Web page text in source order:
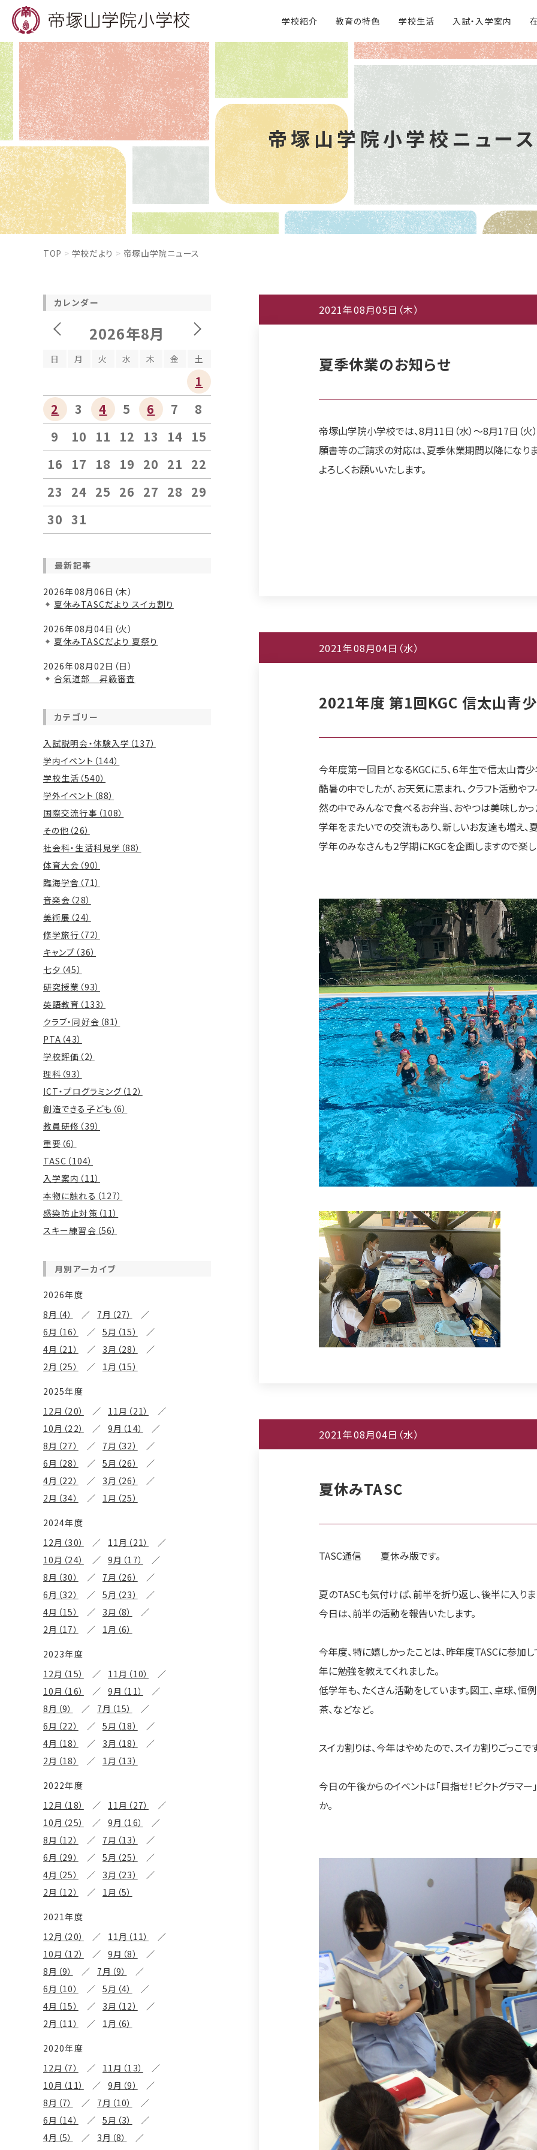
学校紹介 教育の特色 学校生活 入試・入学案内
帝塚山学院小学校ニュース
TOP 学校だより 帝塚山学院ニュース
2021年08月05日（木）
夏季休業のお知らせ
帝塚山学院小学校では、8月11日（水）〜8月17日（火
願書等のご請求の対応は、夏季休業期間以降になりま
よろしくお願いいたします。
2021年08月04日（水）
2021年度 第1回KGC 信太山青
今年度第一回目となるKGCに５、６年生で信太山青
酷暑の中でしたが、お天気に恵まれ、クラフト活動や
然の中でみんなで食べるお弁当、おやつは美味しかっ
学年をまたいでの交流もあり、新しいお友達も増え
学年のみなさんも２学期にKGCを企画しますので楽し
2021年08月04日（水）
夏休みTASC
TASC通信 夏休み版です。
夏のTASCも気付けば、前半を折り返し、後半に入りま
今日は、前半の活動を報告いたします。
今年度、特に嬉しかったことは、昨年度TASCに参加
年に勉強を教えてくれました。
低学年も、たくさん活動をしています。図工、卓球、恒
茶、などなど。
スイカ割りは、今年はやめたので、スイカ割りごっこで
今日の午後からのイベントは「目指せ！ピクトグラマー
か。
カレンダー
2026年8月
日 月 火 水 木 金 土
1
2
3 4 5 6 7
8
9
10 11 12 13 14 15
16
17 18 19 20 21 22
23
24 25 26 27 28 29
30 31
最新記事
2026年08月06日（木）
夏休みTASCだより スイカ割り
2026年08月04日（火）
夏休みTASCだより 夏祭り
2026年08月02日（日）
合氣道部 昇級審査
カテゴリー
入試説明会・体験入学（137）
学内イベント（144）
学校生活（540）
学外イベント（88）
国際交流行事（108）
その他（26）
社会科・生活科見学（88）
体育大会（90）
臨海学舎（71）
音楽会（28）
美術展（24）
修学旅行（72）
キャンプ（36）
七夕（45）
研究授業（93）
英語教育（133）
クラブ・同好会（81）
PTA（43）
学校評価（2）
理科（93）
ICT・プログラミング（12）
創造できる子ども（6）
教員研修（39）
重要（6）
TASC（104）
入学案内（11）
本物に触れる（127）
感染防止対策（11）
スキー練習会（56）
月別アーカイブ
2026年度
8月（4）
7月（27）
6月（16）
5月（15）
4月（21）
3月（28）
2月（25）
1月（15）
2025年度
12月（20）
11月（21）
10月（22）
9月（14）
8月（27）
7月（32）
6月（28）
5月（26）
4月（22）
3月（26）
2月（34）
1月（25）
2024年度
12月（30）
11月（21）
10月（24）
9月（17）
8月（30）
7月（26）
6月（32）
5月（23）
4月（15）
3月（8）
2月（17）
1月（6）
2023年度
12月（15）
11月（10）
10月（16）
9月（11）
8月（9）
7月（15）
6月（22）
5月（18）
4月（18）
3月（18）
2月（18）
1月（13）
2022年度
12月（18）
11月（27）
10月（25）
9月（16）
8月（12）
7月（13）
6月（29）
5月（25）
4月（25）
3月（23）
2月（12）
1月（5）
2021年度
12月（20）
11月（11）
10月（12）
9月（8）
8月（9）
7月（9）
6月（10）
5月（4）
4月（15）
3月（12）
2月（11）
1月（6）
2020年度
12月（7）
11月（13）
10月（11）
9月（9）
8月（7）
7月（10）
6月（14）
5月（3）
4月（5）
3月（8）